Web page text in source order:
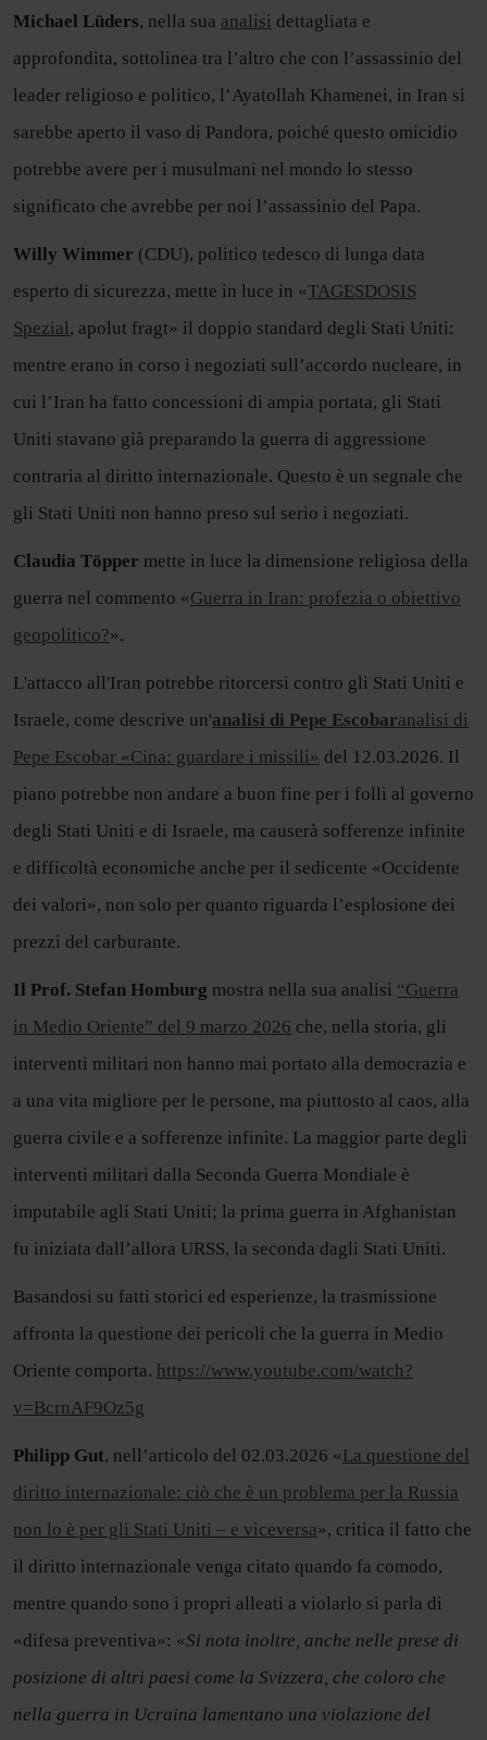
Michael Lüders, nella sua analisi dettagliata e
approfondita, sottolinea tra l’altro che con l’assassinio del
leader religioso e politico, l’Ayatollah Khamenei, in Iran si
sarebbe aperto il vaso di Pandora, poiché questo omicidio
potrebbe avere per i musulmani nel mondo lo stesso
significato che avrebbe per noi l’assassinio del Papa.
Willy Wimmer (CDU), politico tedesco di lunga data
esperto di sicurezza, mette in luce in «TAGESDOSIS
Spezial , apolut fragt» il doppio standard degli Stati Uniti:
mentre erano in corso i negoziati sull’accordo nucleare, in
cui l’Iran ha fatto concessioni di ampia portata, gli Stati
Uniti stavano già preparando la guerra di aggressione
contraria al diritto internazionale. Questo è un segnale che
gli Stati Uniti non hanno preso sul serio i negoziati.
Claudia Töpper mette in luce la dimensione religiosa della
guerra nel commento «Guerra in Iran: profezia o obiettivo
geopolitico?».
L'attacco all'Iran potrebbe ritorcersi contro gli Stati Uniti e
Israele, come descrive un'analisi di Pepe Escobaranalisi di
Pepe Escobar «Cina: guardare i missili» del 12.03.2026. Il
piano potrebbe non andare a buon fine per i folli al governo
degli Stati Uniti e di Israele, ma causerà sofferenze infinite
e difficoltà economiche anche per il sedicente «Occidente
dei valori», non solo per quanto riguarda l’esplosione dei
prezzi del carburante.
Il Prof. Stefan Homburg mostra nella sua analisi “Guerra
in Medio Oriente” del 9 marzo 2026 che, nella storia, gli
interventi militari non hanno mai portato alla democrazia e
a una vita migliore per le persone, ma piuttosto al caos, alla
guerra civile e a sofferenze infinite. La maggior parte degli
interventi militari dalla Seconda Guerra Mondiale è
imputabile agli Stati Uniti; la prima guerra in Afghanistan
fu iniziata dall’allora URSS, la seconda dagli Stati Uniti.
Basandosi su fatti storici ed esperienze, la trasmissione
affronta la questione dei pericoli che la guerra in Medio
Oriente comporta. https://www.youtube.com/watch?
v=BcrnAF9Oz5g
Philipp Gut, nell’articolo del 02.03.2026 «La questione del
diritto internazionale: ciò che è un problema per la Russia
non lo è per gli Stati Uniti – e viceversa», critica il fatto che
il diritto internazionale venga citato quando fa comodo,
mentre quando sono i propri alleati a violarlo si parla di
«difesa preventiva»: «Si nota inoltre, anche nelle prese di
posizione di altri paesi come la Svizzera, che coloro che
nella guerra in Ucraina lamentano una violazione del